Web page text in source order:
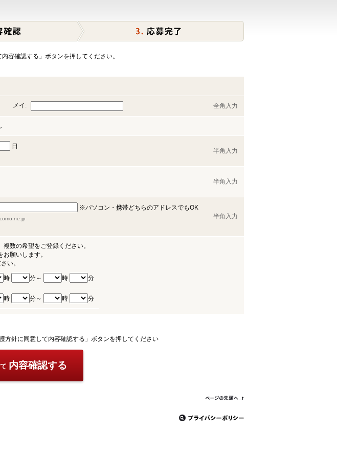
容確認する」ボタンを押してください。
メイ: 全角入力
日
半角入力
半角入力
※パソコン・携帯どちらのアドレスでもOK
半角入力
数の希望をご登録ください。
願いします。
い。
時 分～ 時 分
時 分～ 時 分
方針に同意して内容確認する」ボタンを押してください
内容確認する